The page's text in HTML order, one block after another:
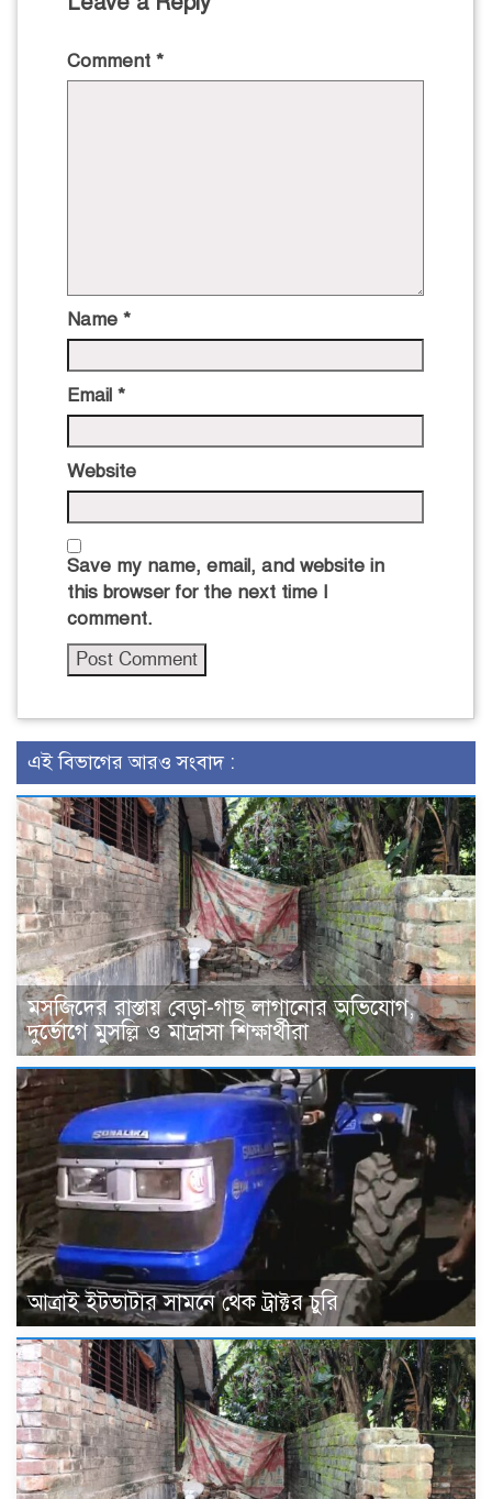
Comment *
Name *
Email *
Website
Save my name, email, and website in
this browser for the next time I
comment.
এই বিভাগের আরও সংবাদ :
মসজিদের রাস্তায় বেড়া-গাছ লাগানোর অভিযোগ,
দুর্ভোগে মুসল্লি ও মাদ্রাসা শিক্ষার্থীরা
আত্রাই ইটভাটার সামনে থেক ট্রাক্টর চুরি